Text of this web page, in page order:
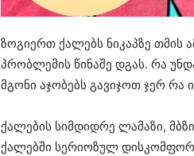
ზოგიერთ ქალებს ნიკაპზე თმის
პრობლემის წინაშე დგას. რა
მგონი აჯობებს გავიჯოთ ჯერ რა
ქალების სიმდიდრე ლამაზი,
ქალებში სერიოზულ